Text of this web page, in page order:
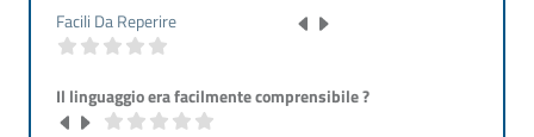
Facili Da Reperire
Il linguaggio era facilmente comprensibile ?